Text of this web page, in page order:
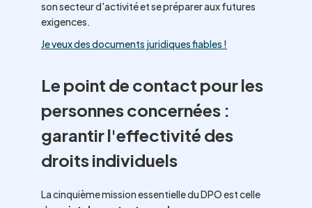
son secteur d'activité et se préparer aux futures
exigences.
Je veux des documents juridiques fiables !
Le point de contact pour les
personnes concernées :
garantir l'effectivité des
droits individuels
La cinquième mission essentielle du DPO est celle